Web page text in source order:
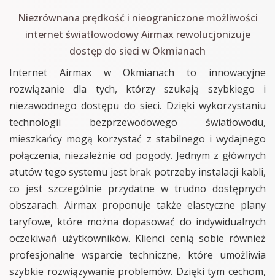
Niezrównana prędkość i nieograniczone możliwości
internet światłowodowy Airmax rewolucjonizuje
dostęp do sieci w Okmianach
Internet Airmax w Okmianach to innowacyjne
rozwiązanie dla tych, którzy szukają szybkiego i
niezawodnego dostępu do sieci. Dzięki wykorzystaniu
technologii bezprzewodowego światłowodu,
mieszkańcy mogą korzystać z stabilnego i wydajnego
połączenia, niezależnie od pogody. Jednym z głównych
atutów tego systemu jest brak potrzeby instalacji kabli,
co jest szczególnie przydatne w trudno dostępnych
obszarach. Airmax proponuje także elastyczne plany
taryfowe, które można dopasować do indywidualnych
oczekiwań użytkowników. Klienci cenią sobie również
profesjonalne wsparcie techniczne, które umożliwia
szybkie rozwiązywanie problemów. Dzięki tym cechom,